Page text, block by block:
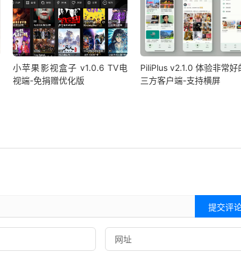
小苹果影视盒子 v1.0.6 TV电
视端-免捐赠优化版
PiliPlus v2.1.0 体验非常好
三方客户端-支持横屏
提交评